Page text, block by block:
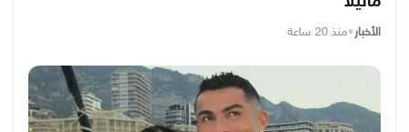
الأخبار•منذ 20 ساعة